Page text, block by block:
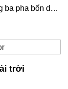
ba pha bốn dây
trời